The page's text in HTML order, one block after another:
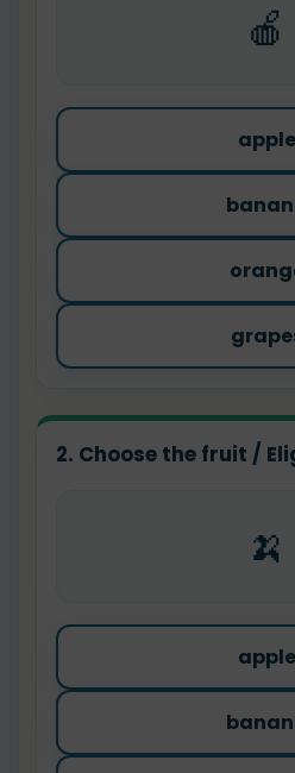
🍎
apple
2. Choose the fruit /
🍌
apple